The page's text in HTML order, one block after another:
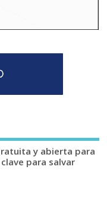
y abierta para
para salvar